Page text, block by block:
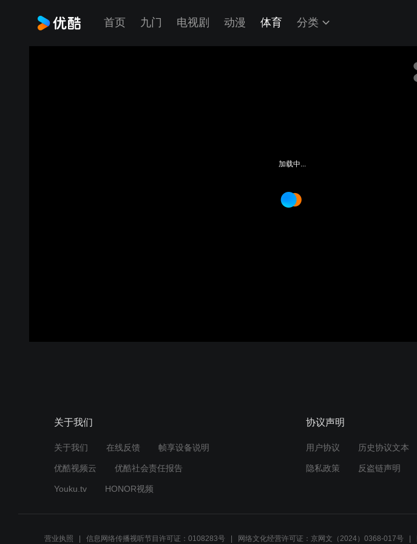
首页 九门 电视剧 动漫 体育 分类
加载中...
关于我们
关于我们 在线反馈 帧享设备说明
优酷视频云 优酷社会责任报告
Youku.tv HONOR视频
协议声明
用户协议 历史协议文本
隐私政策 反盗链声明
营业执照 信息网络传播视听节目许可证：0108283号 网络文化经营许可证：京网文（2024）0368-017号